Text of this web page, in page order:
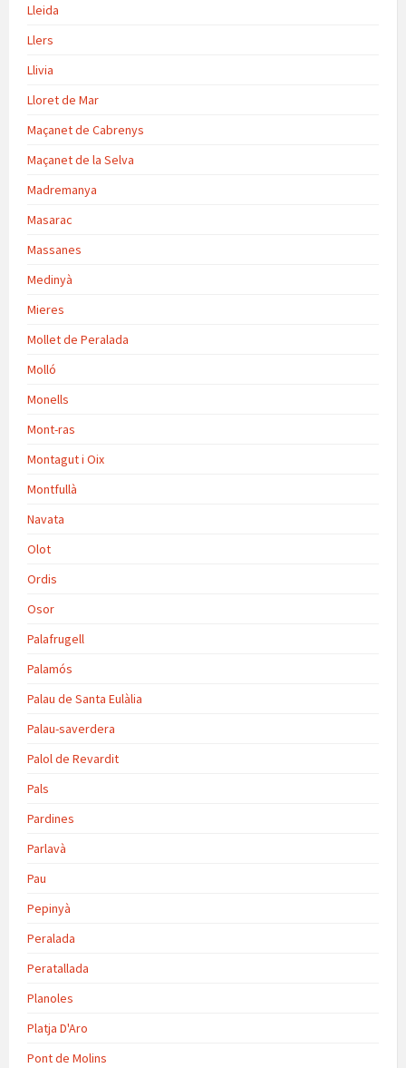
Lleida
Llers
Llivia
Lloret de Mar
Maçanet de Cabrenys
Maçanet de la Selva
Madremanya
Masarac
Massanes
Medinyà
Mieres
Mollet de Peralada
Molló
Monells
Mont-ras
Montagut i Oix
Montfullà
Navata
Olot
Ordis
Osor
Palafrugell
Palamós
Palau de Santa Eulàlia
Palau-saverdera
Palol de Revardit
Pals
Pardines
Parlavà
Pau
Pepinyà
Peralada
Peratallada
Planoles
Platja D'Aro
Pont de Molins